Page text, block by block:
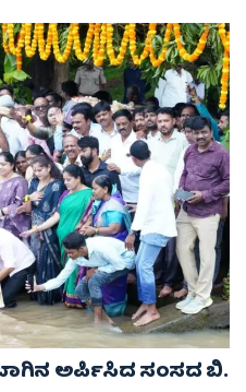
ಅರ್ಪಿಸಿದ ಸಂಸದ ಬಿ.